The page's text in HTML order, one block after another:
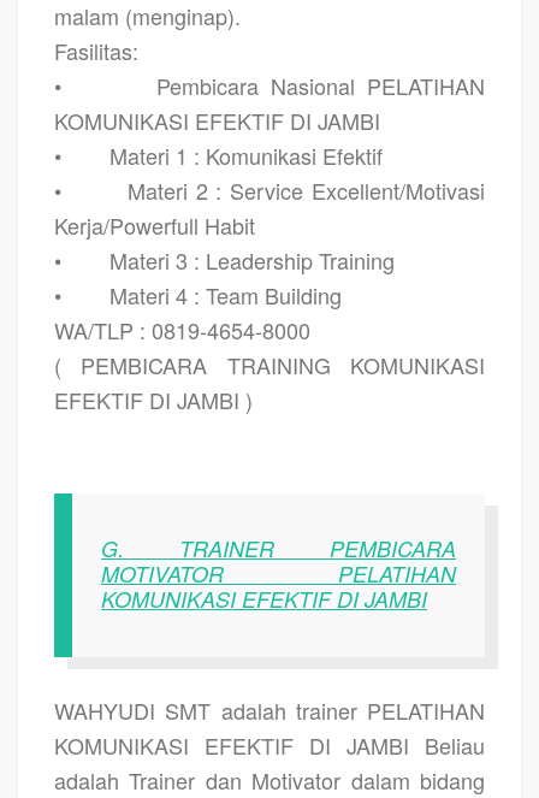
malam (menginap).
Fasilitas:
•
Pembicara Nasional PELATIHAN
KOMUNIKASI EFEKTIF DI JAMBI
•
Materi 1 : Komunikasi Efektif
•
Materi 2 : Service Excellent/Motivasi
Kerja/Powerfull Habit
•
Materi 3 : Leadership Training
•
Materi 4 : Team Building
WA/TLP : 0819-4654-8000
( PEMBICARA TRAINING KOMUNIKASI
EFEKTIF DI JAMBI )
G. TRAINER PEMBICARA
MOTIVATOR PELATIHAN
KOMUNIKASI EFEKTIF DI JAMBI
WAHYUDI SMT adalah trainer PELATIHAN
KOMUNIKASI EFEKTIF DI JAMBI Beliau
adalah Trainer dan Motivator dalam bidang